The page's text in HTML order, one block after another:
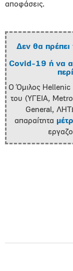
αποφάσεις.
Δεν θα πρέπει
Covid-19 ή να
Ο Όμιλος
του (ΥΓΕΙΑ,
General,
απαραίτητα